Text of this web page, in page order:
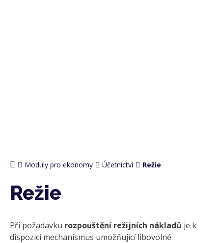
Moduly pro ekonomy Účetnictví Režie
Režie
Při požadavku rozpouštění režijních nákladů je k
dispozici mechanismus umožňující libovolné